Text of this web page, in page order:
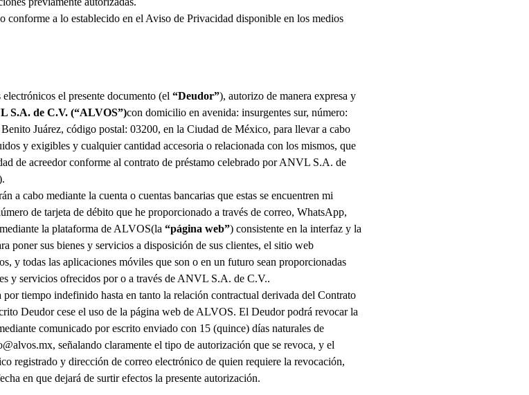
conforme a lo establecido en el Aviso de Privacidad disponible en los medios
el presente documento (el “Deudor”), autorizo de manera expresa y
S.A. de C.V. (“ALVOS”)con domicilio en avenida: insurgentes sur, número:
Juárez, código postal: 03200, en la Ciudad de México, para llevar a cabo
y exigibles y cualquier cantidad accesoria o relacionada con los mismos, que
de acreedor conforme al contrato de préstamo celebrado porANVL S.A. de
a cabo mediante la cuenta o cuentas bancarias que estas se encuentren mi
de tarjeta de débito que he proporcionado a través de correo, WhatsApp,
la plataforma de ALVOS(la “página web”) consistente en la interfaz y la
poner sus bienes y servicios a disposición de sus clientes, el sitio web
y todas las aplicaciones móviles que son o en un futuro sean proporcionadas
y servicios ofrecidos por o a través de ANVL S.A. de C.V..
tiempo indefinido hasta en tanto la relación contractual derivada del Contrato
Deudor cese el uso de la página web de ALVOS. El Deudor podrá revocar la
comunicado por escrito enviado con 15 (quince) días naturales de
señalando claramente el tipo de autorización que se revoca, y el
registrado y dirección de correo electrónico de quien requiere la revocación,
en que dejará de surtir efectos la presente autorización.